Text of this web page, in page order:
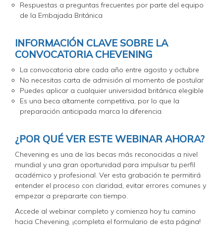
Respuestas a preguntas frecuentes por parte del equipo
de la Embajada Británica
INFORMACIÓN CLAVE SOBRE LA
CONVOCATORIA CHEVENING
La convocatoria abre cada año entre agosto y octubre
No necesitas carta de admisión al momento de postular
Puedes aplicar a cualquier universidad británica elegible
Es una beca altamente competitiva, por lo que la
preparación anticipada marca la diferencia
¿POR QUÉ VER ESTE WEBINAR AHORA?
Chevening es una de las becas más reconocidas a nivel
mundial y una gran oportunidad para impulsar tu perfil
académico y profesional. Ver esta grabación te permitirá
entender el proceso con claridad, evitar errores comunes y
empezar a prepararte con tiempo.
Accede al webinar completo y comienza hoy tu camino
hacia Chevening, ¡completa el formulario de esta página!